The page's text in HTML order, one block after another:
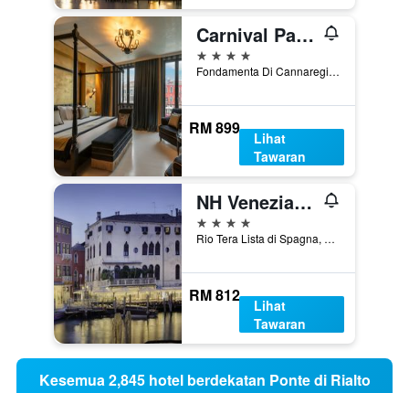
Carnival Palace Hotel
4 bintang
Fondamenta Di Cannaregio, 929, Venice, Veneto, Itali
RM 899
Lihat
Tawaran
NH Venezia Santa Lucia
4 bintang
Rio Tera Lista di Spagna, 116/A, Venice, Veneto, Itali
RM 812
Lihat
Tawaran
Kesemua 2,845 hotel berdekatan Ponte di Rialto